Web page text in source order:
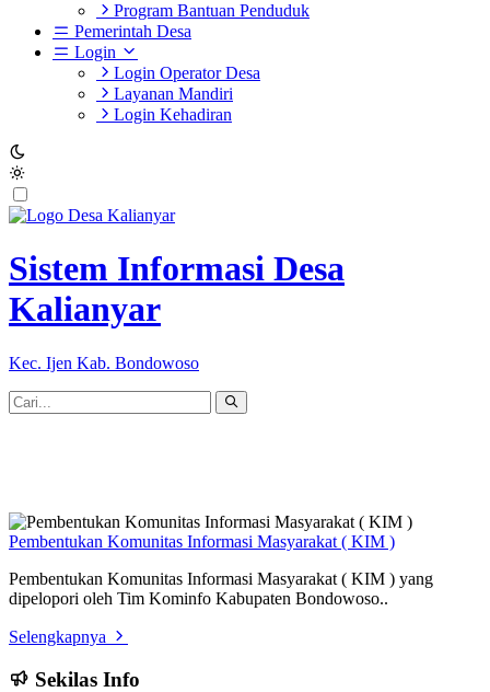
Program Bantuan Penduduk
Pemerintah Desa
Login
Login Operator Desa
Layanan Mandiri
Login Kehadiran
Sistem Informasi Desa
Kalianyar
Kec. Ijen Kab. Bondowoso
Pembentukan Komunitas Informasi Masyarakat ( KIM )
Pembentukan Komunitas Informasi Masyarakat ( KIM ) yang
dipelopori oleh Tim Kominfo Kabupaten Bondowoso..
Selengkapnya
Sekilas Info